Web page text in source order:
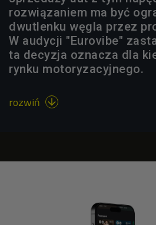
rozwiązaniem ma być
dwutlenku węgla przez
W audycji "Eurovibe"
ta decyzja oznacza dla
rynku motoryzacyjnego.
rozwiń 